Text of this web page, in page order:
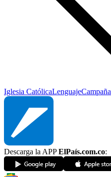
Iglesia CatólicaLenguajeCampaña
Descarga la APPElPaís.com.co: